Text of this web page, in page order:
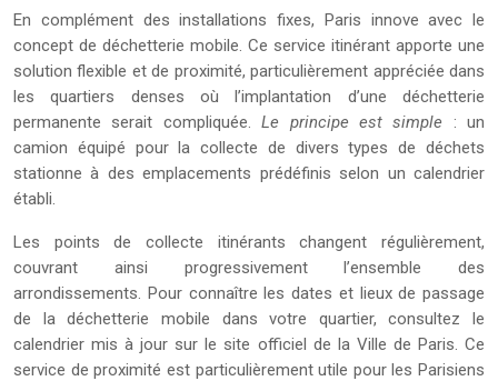
En complément des installations fixes, Paris innove avec le
concept de déchetterie mobile. Ce service itinérant apporte une
solution flexible et de proximité, particulièrement appréciée dans
les quartiers denses où l’implantation d’une déchetterie
permanente serait compliquée.Le principe est simple : un
camion équipé pour la collecte de divers types de déchets
stationne à des emplacements prédéfinis selon un calendrier
établi.
Les points de collecte itinérants changent régulièrement,
couvrant ainsi progressivement l’ensemble des
arrondissements. Pour connaître les dates et lieux de passage
de la déchetterie mobile dans votre quartier, consultez le
calendrier mis à jour sur le site officiel de la Ville de Paris. Ce
service de proximité est particulièrement utile pour les Parisiens